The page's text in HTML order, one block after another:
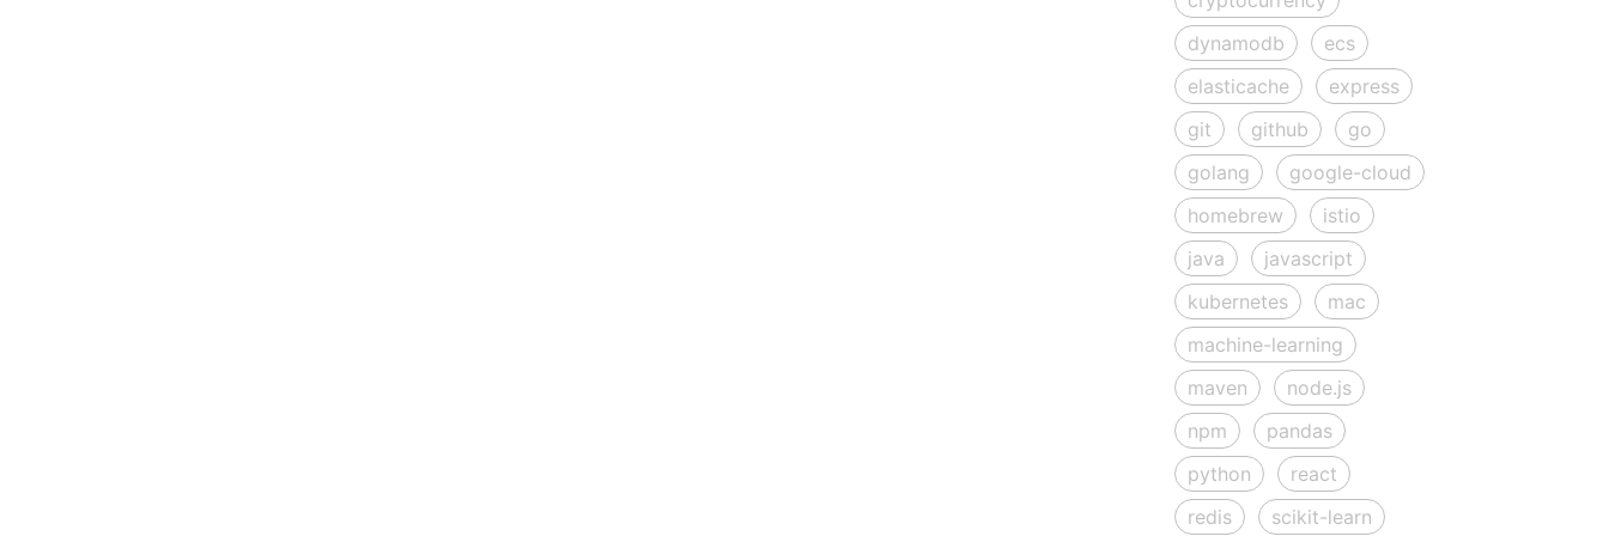
dynamodb
ecs
elasticache
express
git
github
go
golang
google-cloud
homebrew
istio
java
javascript
kubernetes
mac
machine-learning
maven
node.js
npm
pandas
python
react
redis
scikit-learn